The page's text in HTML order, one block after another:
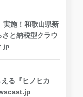
実施！和歌山県新
と納税型クラウ
る『ヒノヒカ